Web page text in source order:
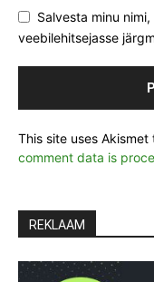
Salvesta minu
veebilehitsejasse
This site uses
comment data is
REKLAAM